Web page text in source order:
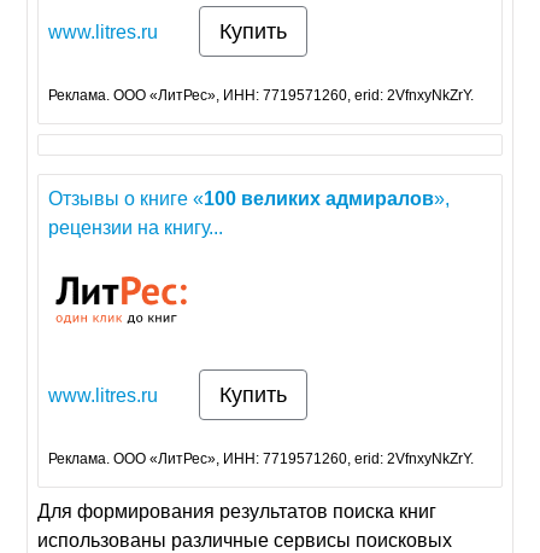
www.litres.ru Купить
Реклама. ООО «ЛитРес», ИНН: 7719571260, erid: 2VfnxyNkZrY.
Отзывы о книге «100 великих адмиралов»,
рецензии на книгу...
www.litres.ru Купить
Реклама. ООО «ЛитРес», ИНН: 7719571260, erid: 2VfnxyNkZrY.
Для формирования результатов поиска книг
использованы различные сервисы поисковых